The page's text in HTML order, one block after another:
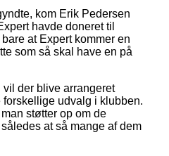
kom Erik Pedersen
havde doneret til
at Expert kommer en
som så skal have en på
vil der blive arrangeret
forskellige udvalg i klubben.
støtter op om de
at så mange af dem